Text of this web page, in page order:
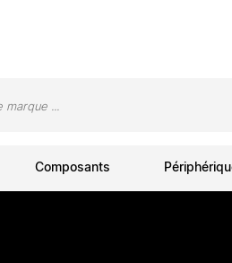
Composants